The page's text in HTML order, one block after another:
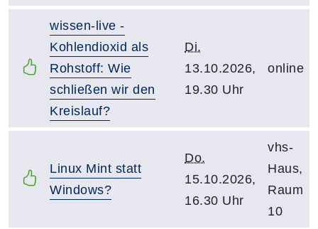
wissen-live -
Kohlendioxid als
Rohstoff: Wie
schließen wir den
Kreislauf?
Di.
13.10.2026,
19.30 Uhr
online
Linux Mint statt
Windows?
Do.
15.10.2026,
16.30 Uhr
vhs-
Haus,
Raum
10